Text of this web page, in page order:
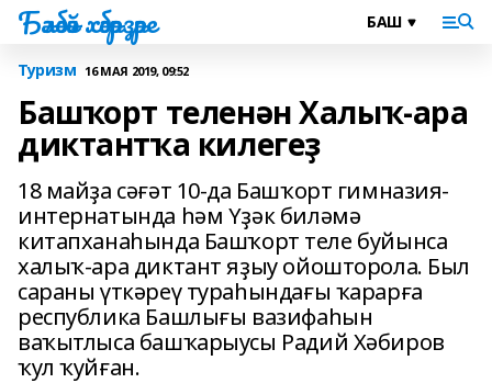
Бәләбәй хәбәрҙәре
Туризм 16 МАЯ 2019, 09:52
Башҡорт теленән Халыҡ-ара
диктантҡа килегеҙ
18 майҙа сәғәт 10-да Башҡорт гимназия-
интернатында һәм Үҙәк биләмә
китапханаһында Башҡорт теле буйынса
халыҡ-ара диктант яҙыу ойошторола. Был
сараны үткәреү тураһындағы ҡарарға
республика Башлығы вазифаһын
ваҡытлыса башҡарыусы Радий Хәбиров
ҡул ҡуйған.